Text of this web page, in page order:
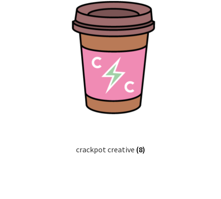
crackpot creative (8)